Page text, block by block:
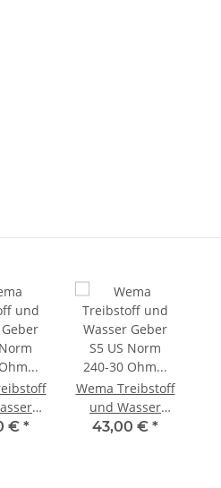
US
€ *
Wema Treibstoff
und Wasser
Geber S5 US
43,00 € *